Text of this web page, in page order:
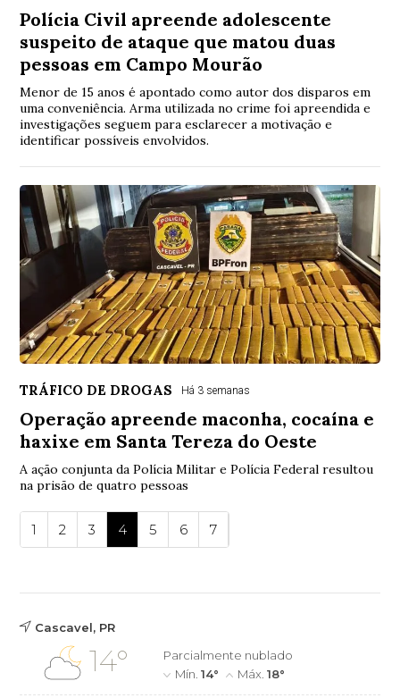
Polícia Civil apreende adolescente
suspeito de ataque que matou duas
pessoas em Campo Mourão
Menor de 15 anos é apontado como autor dos disparos em
uma conveniência. Arma utilizada no crime foi apreendida e
investigações seguem para esclarecer a motivação e
identificar possíveis envolvidos.
TRÁFICO DE DROGAS Há 3 semanas
Operação apreende maconha, cocaína e
haxixe em Santa Tereza do Oeste
A ação conjunta da Polícia Militar e Polícia Federal resultou
na prisão de quatro pessoas
1 2 3 4 5 6 7
Cascavel, PR
14°
Parcialmente nublado
Mín.14° Máx.18°